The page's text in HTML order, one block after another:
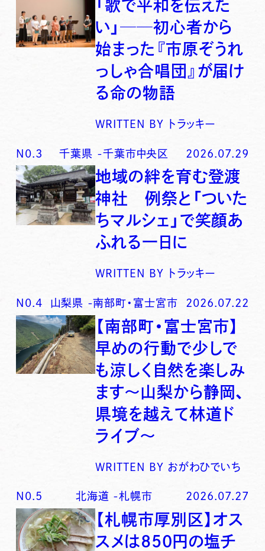
「歌で平和を伝えた
い」──初心者から
始まった『市原ぞうれ
っしゃ合唱団』が届け
る命の物語
WRITTEN BY トラッキー
N0. 3 千葉県 -千葉市中央区 2026.07.29
地域の絆を育む登渡
神社 例祭と「ついた
ちマルシェ」で笑顔あ
ふれる一日に
WRITTEN BY トラッキー
N0. 4 山梨県 -南部町・富士宮市 2026.07.22
【南部町・富士宮市】
早めの行動で少しで
も涼しく自然を楽しみ
ます〜山梨から静岡、
県境を越えて林道ド
ライブ〜
WRITTEN BY おがわひでいち
N0. 5 北海道 -札幌市 2026.07.27
【札幌市厚別区】オス
スメは850円の塩チ